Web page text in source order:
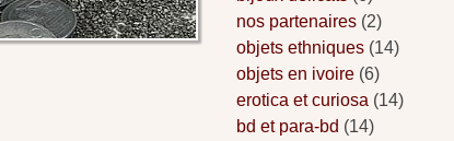
nos partenaires (2)
objets ethniques (14)
objets en ivoire (6)
erotica et curiosa (14)
bd et para-bd (14)